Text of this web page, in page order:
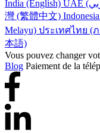
India (English)
灣 (繁體中文)
Melayu) ประเทศไทย (
本語)
Vous pouvez changer
Blog Paiement de la